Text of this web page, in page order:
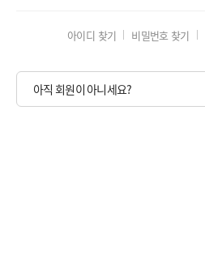
아이디 찾기 비밀번호 찾기
아직 회원이 아니세요?